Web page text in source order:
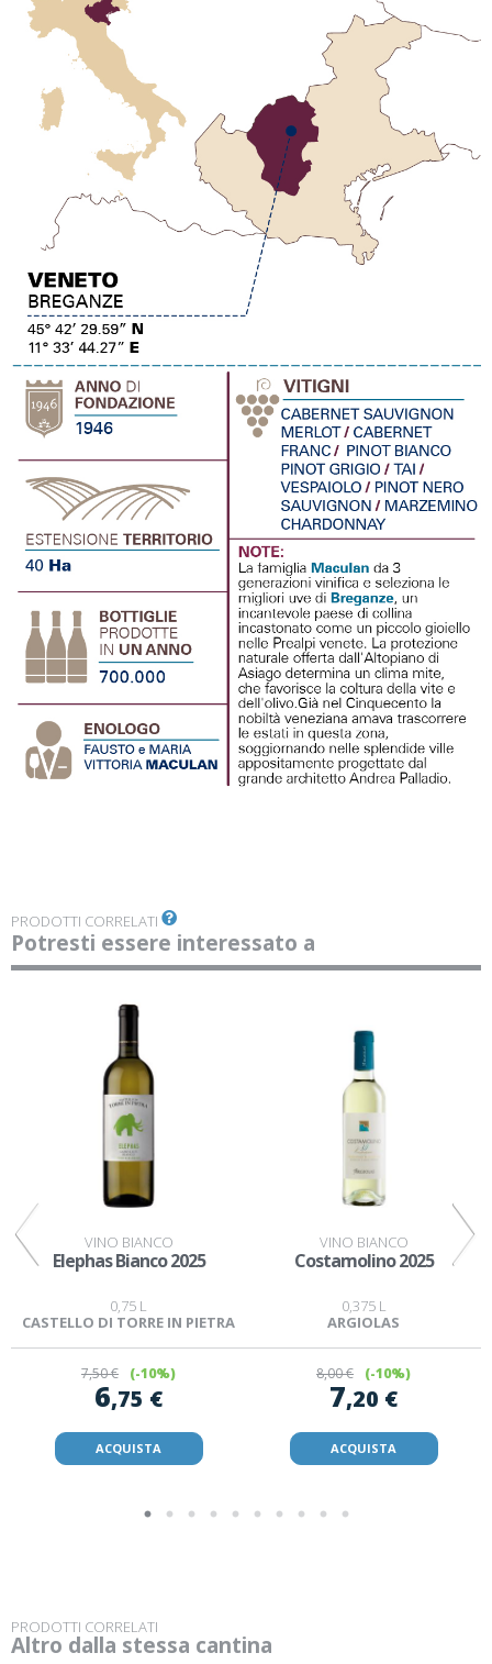
PRODOTTI CORRELATI
Potresti essere interessato a
VINO BIANCO
Elephas Bianco 2025
0,75 L
CASTELLO DI TORRE IN PIETRA
7,50 € (-10%)
6,75 €
ACQUISTA
VINO BIANCO
Costamolino 2025
0,375 L
ARGIOLAS
8,00 € (-10%)
7,20 €
ACQUISTA
PRODOTTI CORRELATI
Altro dalla stessa cantina